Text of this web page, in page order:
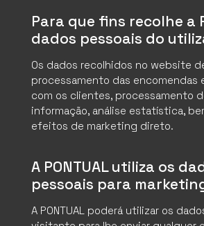
Para que fins recolhe a
dados pessoais do
Os dados recolhidos no website
processamento das encomendas
com os clientes, processamento
informação, análise estatística,
efeitos de marketing direto.
A PONTUAL utiliza os
pessoais para
A PONTUAL poderá utilizar os